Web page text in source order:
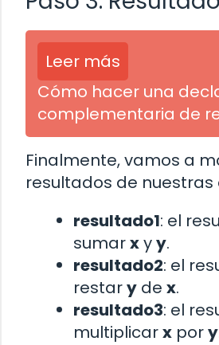
Leer más
Cómo hacer una
complementaria de
Finalmente, vamos a
resultados de nuestras
resultado1: el
sumarxyy.
resultado2: el
restary de x.
resultado3: el
multiplicarx pory